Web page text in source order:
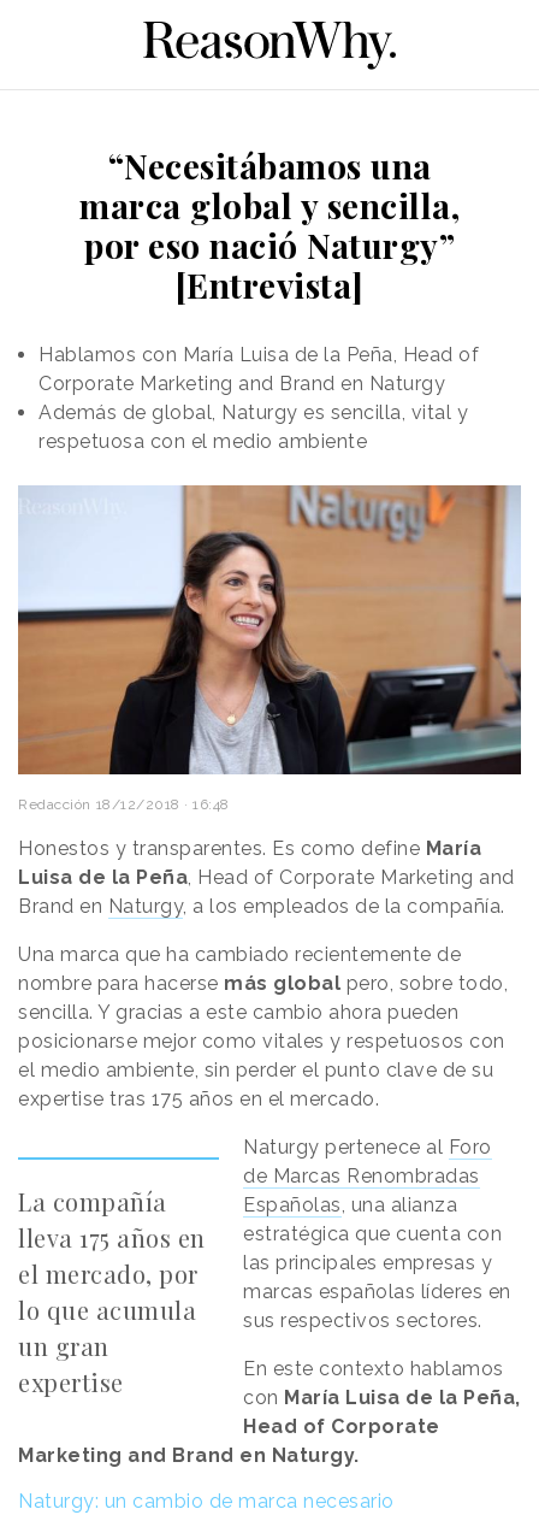
“Necesitábamos una
marca global y sencilla,
por eso nació Naturgy”
[Entrevista]
Hablamos con María Luisa de la Peña, Head of
Corporate Marketing and Brand en Naturgy
Además de global, Naturgy es sencilla, vital y
respetuosa con el medio ambiente
Redacción 18/12/2018 · 16:48
Honestos y transparentes. Es como define María
Luisa de la Peña, Head of Corporate Marketing and
Brand en Naturgy, a los empleados de la compañía.
Una marca que ha cambiado recientemente de
nombre para hacerse más global pero, sobre todo,
sencilla. Y gracias a este cambio ahora pueden
posicionarse mejor como vitales y respetuosos con
el medio ambiente, sin perder el punto clave de su
expertise tras 175 años en el mercado.
La compañía
lleva 175 años en
el mercado, por
lo que acumula
un gran
expertise
Naturgy pertenece al Foro
de Marcas Renombradas
Españolas, una alianza
estratégica que cuenta con
las principales empresas y
marcas españolas líderes en
sus respectivos sectores.
En este contexto hablamos
con María Luisa de la Peña,
Head of Corporate
Marketing and Brand en Naturgy.
Naturgy: un cambio de marca necesario